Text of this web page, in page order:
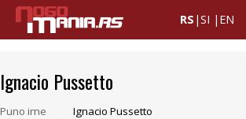
RS |SI | EN
Ignacio Pussetto
Puno ime
Ignacio Pussetto